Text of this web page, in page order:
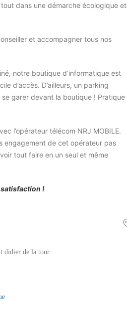
dans une démarche écologique et
et accompagner tous nos
notre boutique d’informatique est
d’accès. D’ailleurs, un parking
garer devant la boutique ! Pratique
l’opérateur télécom NRJ MOBILE.
engagement de cet opérateur pas
tout faire en un seul et même
!
didier de la tour